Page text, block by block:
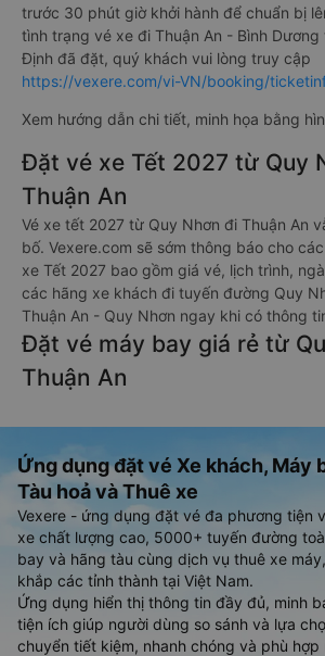
trước 30 phút giờ khởi hành để chuẩn bị
tình trạng vé xe đi Thuận An - Bình
Định đã đặt, quý khách vui lòng truy cập
https://vexere.com/vi-VN/booking/
Xem hướng dẫn chi tiết, minh họa bằng
Đặt vé xe Tết 2027 từ Quy
Thuận An
Vé xe tết 2027 từ Quy Nhơn đi Thuận An
bố. Vexere.com sẽ sớm thông báo cho
xe Tết 2027 bao gồm giá vé, lịch trình,
các hãng xe khách đi tuyến đường Quy
Thuận An - Quy Nhơn ngay khi có thông
Đặt vé máy bay giá rẻ từ
Thuận An
Ứng dụng đặt vé Xe khách, Máy
Tàu hoả và Thuê xe
Vexere - ứng dụng đặt vé đa phương tiện
xe chất lượng cao, 5000+ tuyến đường
bay và hãng tàu cùng dịch vụ thuê xe
khắp các tỉnh thành tại Việt Nam.
Ứng dụng hiển thị thông tin đầy đủ, minh
tiện ích giúp người dùng so sánh và lựa
chuyển tiết kiệm, nhanh chóng và phù hợp